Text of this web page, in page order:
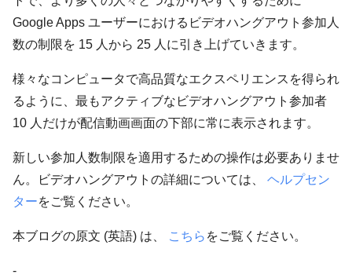
Google Apps ユーザーにおけるビデオハングアウト参加人
数の制限を 15 人から 25 人に引き上げていきます。
様々なコンピュータで高品質なエクスペリエンスを得られ
るように、最もアクティブなビデオハングアウト参加者
10 人だけが配信動画画面の下部に常に表示されます。
新しい参加人数制限を適用するための操作は必要ありませ
ん。ビデオハングアウトの詳細については、 ヘルプセン
ターをご覧ください。
本ブログの原文 (英語) は、 こちら をご覧ください。
-